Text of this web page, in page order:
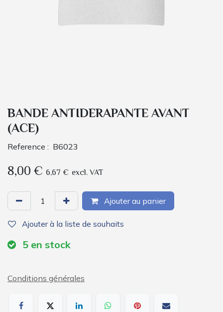
BANDE ANTIDERAPANTE AVANT
(ACE)
Reference : B6023
8,00€ 6,67 € excl. VAT
Ajouter au panier
Ajouter à la liste de souhaits
5 en stock
Conditions générales